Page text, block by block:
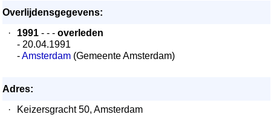
Overlijdensgegevens:
·
1991 - - - overleden
- 20.04.1991
-Amsterdam (Gemeente Amsterdam)
Adres:
·
Keizersgracht 50, Amsterdam